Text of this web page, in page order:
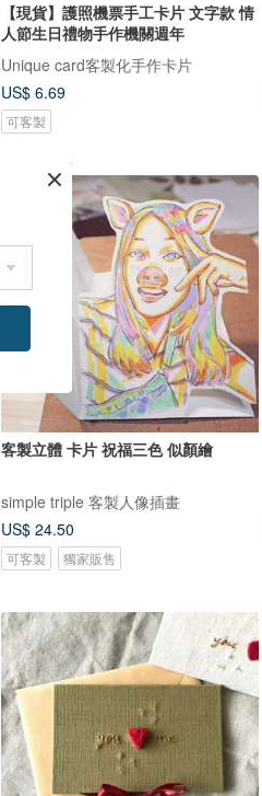
【現貨】護照機票手工卡片 文字款 情
人節生日禮物手作機關週年
Unique card客製化手作卡片
US$ 6.69
可客製
客製立體 卡片 祝福三色 似顏繪
simple triple 客製人像插畫
US$ 24.50
可客製 獨家販售